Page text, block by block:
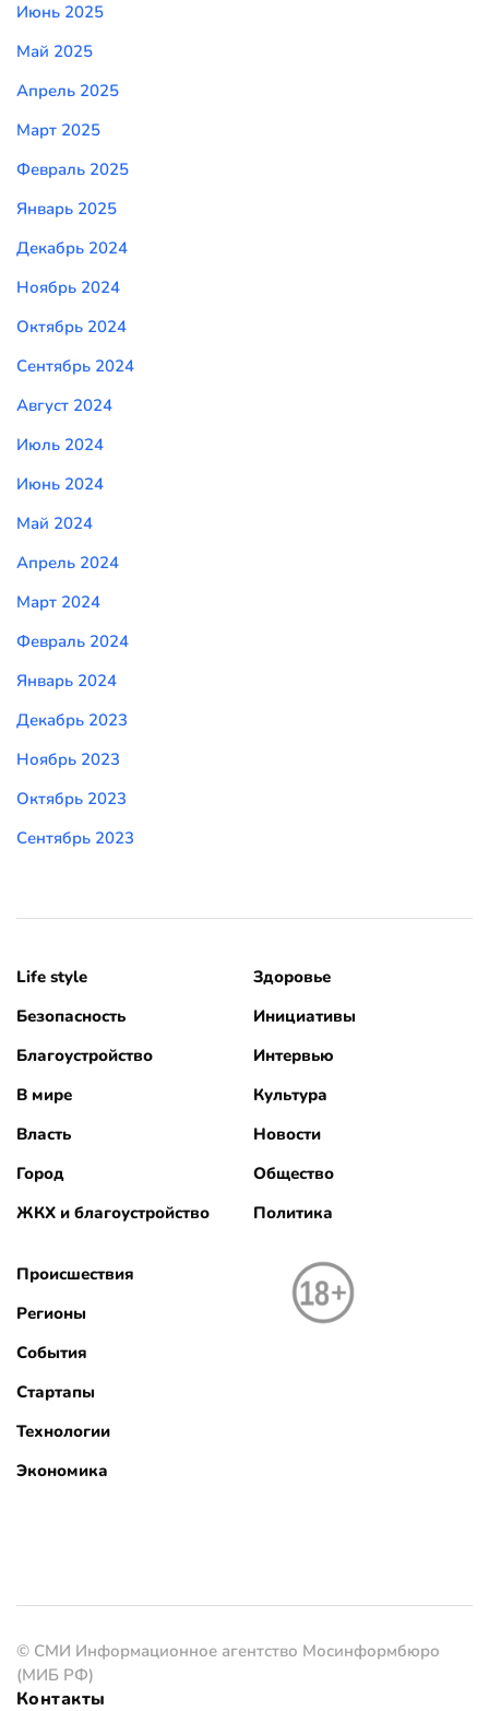
Июнь 2025
Май 2025
Апрель 2025
Март 2025
Февраль 2025
Январь 2025
Декабрь 2024
Ноябрь 2024
Октябрь 2024
Сентябрь 2024
Август 2024
Июль 2024
Июнь 2024
Май 2024
Апрель 2024
Март 2024
Февраль 2024
Январь 2024
Декабрь 2023
Ноябрь 2023
Октябрь 2023
Сентябрь 2023
Life style
Безопасность
Благоустройство
В мире
Власть
Город
ЖКХ и благоустройство
Здоровье
Инициативы
Интервью
Культура
Новости
Общество
Политика
Происшествия
Регионы
События
Стартапы
Технологии
Экономика
© СМИ Информационное агентство Мосинформбюро
(МИБ РФ)
Контакты